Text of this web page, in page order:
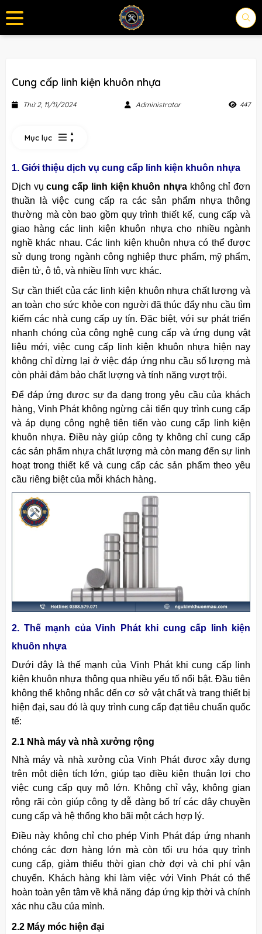
Cung cấp linh kiện khuôn nhựa
Thứ 2, 11/11/2024 Administrator 447
Mục lục
1. Giới thiệu dịch vụ cung cấp linh kiện khuôn nhựa
Dịch vụcung cấp linh kiện khuôn nhựa không chỉ đơn
thuần là việc cung cấp ra các sản phẩm nhựa thông
thường mà còn bao gồm quy trình thiết kế, cung cấp và
giao hàng các linh kiện khuôn nhựa cho nhiều ngành
nghề khác nhau. Các linh kiện khuôn nhựa có thể được
sử dụng trong ngành công nghiệp thực phẩm, mỹ phẩm,
điện tử, ô tô, và nhiều lĩnh vực khác.
Sự cần thiết của các linh kiện khuôn nhựa chất lượng và
an toàn cho sức khỏe con người đã thúc đẩy nhu cầu tìm
kiếm các nhà cung cấp uy tín. Đặc biệt, với sự phát triển
nhanh chóng của công nghệ cung cấp và ứng dụng vật
liệu mới, việc cung cấp linh kiện khuôn nhựa hiện nay
không chỉ dừng lại ở việc đáp ứng nhu cầu số lượng mà
còn phải đảm bảo chất lượng và tính năng vượt trội.
Để đáp ứng được sự đa dạng trong yêu cầu của khách
hàng, Vinh Phát không ngừng cải tiến quy trình cung cấp
và áp dụng công nghệ tiên tiến vào cung cấp linh kiện
khuôn nhựa. Điều này giúp công ty không chỉ cung cấp
các sản phẩm nhựa chất lượng mà còn mang đến sự linh
hoạt trong thiết kế và cung cấp các sản phẩm theo yêu
cầu riêng biệt của mỗi khách hàng.
2. Thế mạnh của Vinh Phát khi cung cấp linh kiện
khuôn nhựa
Dưới đây là thế mạnh của Vinh Phát khi cung cấp linh
kiện khuôn nhựa thông qua nhiều yếu tố nổi bật. Đầu tiên
không thể không nhắc đến cơ sở vật chất và trang thiết bị
hiện đại, sau đó là quy trình cung cấp đạt tiêu chuẩn quốc
tế:
2.1 Nhà máy và nhà xưởng rộng
Nhà máy và nhà xưởng của Vinh Phát được xây dựng
trên một diện tích lớn, giúp tạo điều kiện thuận lợi cho
việc cung cấp quy mô lớn. Không chỉ vậy, không gian
rộng rãi còn giúp công ty dễ dàng bố trí các dây chuyền
cung cấp và hệ thống kho bãi một cách hợp lý.
Điều này không chỉ cho phép Vinh Phát đáp ứng nhanh
chóng các đơn hàng lớn mà còn tối ưu hóa quy trình
cung cấp, giảm thiểu thời gian chờ đợi và chi phí vận
chuyển. Khách hàng khi làm việc với Vinh Phát có thể
hoàn toàn yên tâm về khả năng đáp ứng kịp thời và chính
xác nhu cầu của mình.
2.2 Máy móc hiện đại